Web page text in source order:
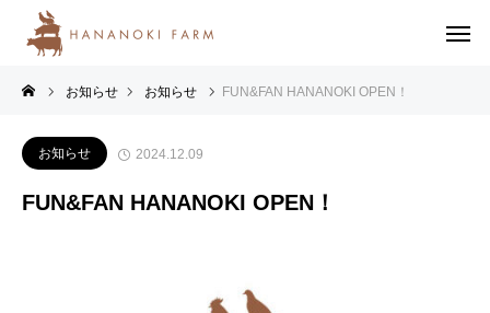
お知らせ お知らせ FUN&FAN HANANOKI OPEN！
お知らせ 2024.12.09
FUN&FAN HANANOKI OPEN！